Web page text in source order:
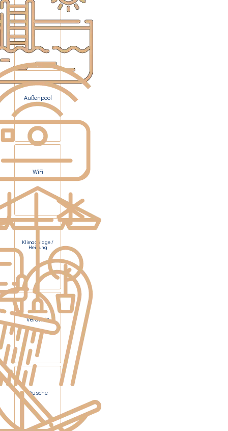
Außenpool
WiFi
Klimaanlage /
Heizung
Veranda
Dusche